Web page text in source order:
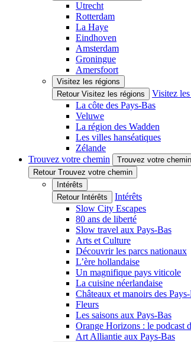
Utrecht
Rotterdam
La Haye
Eindhoven
Amsterdam
Groningue
Amersfoort
Visitez les régions
Retour Visitez les régions
Visitez
La côte des Pays-Bas
Veluwe
La région des Wadden
Les villes hanséatiques
Zélande
Trouvez votre chemin
Trouvez votre chemin
Retour Trouvez votre chemin
Intérêts
Retour Intérêts
Intérêts
Slow City Escapes
80 ans de liberté
Slow travel aux Pays-Bas
Arts et Culture
Découvrir les parcs nationaux
L’ère hollandaise
Un magnifique pays viticole
La cuisine néerlandaise
Châteaux et manoirs des
Fleurs
Les saisons aux Pays-Bas
Orange Horizons : le podcast
Art Alliantie aux Pays-Bas